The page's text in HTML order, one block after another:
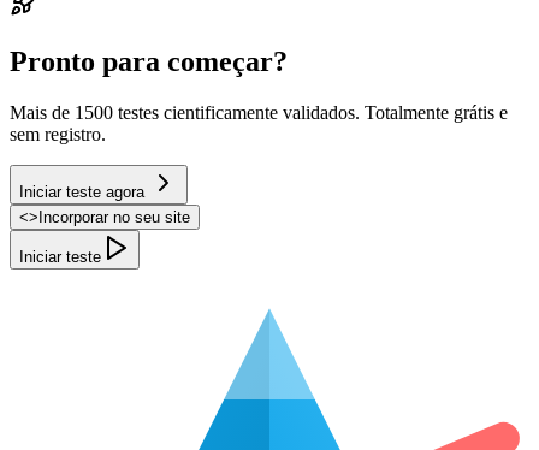
Pronto para começar?
Mais de 1500 testes cientificamente validados. Totalmente grátis e
sem registro.
Iniciar teste agora
<> Incorporar no seu site
Iniciar teste